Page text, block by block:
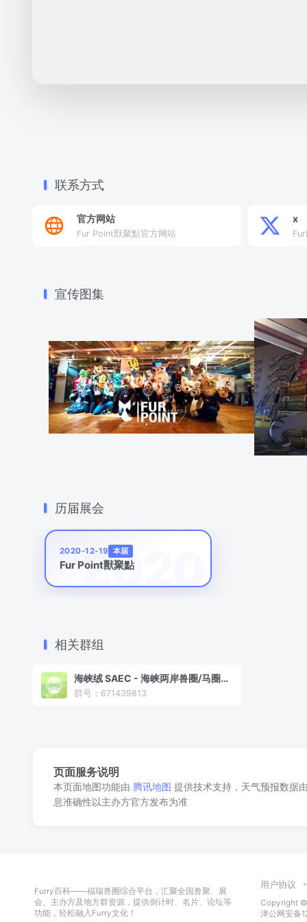
联系方式
官方网站
Fur Point獸聚點官方网站
x
宣传图集
历届展会
2020-12-19 本届
Fur Point獸聚點
相关群组
海峡绒 SAEC - 海峡两岸兽圈/马圈活动信息收集组织（大陆版）
群号：671439813
页面服务说明
本页面地图功能由 腾讯地图 提供技术支持，天气预报数据
息准确性以主办方官方发布为准
Furry百科——福瑞兽圈综合平台，汇聚全国兽聚、展
会、主办方及地方群资源，提供倒计时、名片、论坛等
功能，轻松融入Furry文化！
用户协议
Copyright
津公网安备